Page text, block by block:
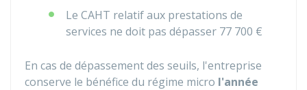
Le CAHT relatif aux prestations de
services ne doit pas dépasser 77 700 €
En cas de dépassement des seuils, l'entreprise
conserve le bénéfice du régime micro l'année